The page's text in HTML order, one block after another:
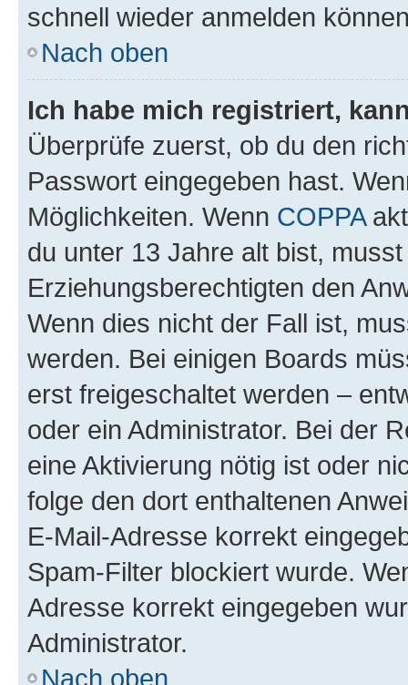
schnell wieder anmelden
Nach oben
Ich habe mich registriert,
Überprüfe zuerst, ob du den
Passwort eingegeben hast.
Möglichkeiten. Wenn COPPA
du unter 13 Jahre alt bist,
Erziehungsberechtigten den
Wenn dies nicht der Fall ist,
werden. Bei einigen Boards
erst freigeschaltet werden –
oder ein Administrator. Bei der
eine Aktivierung nötig ist oder
folge den dort enthaltenen
E-Mail-Adresse korrekt
Spam-Filter blockiert wurde.
Adresse korrekt eingegeben
Administrator.
Nach oben